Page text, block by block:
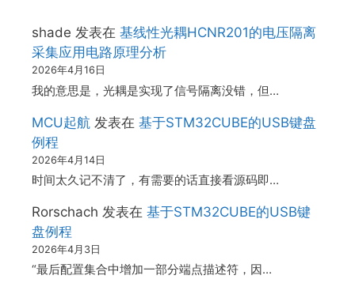
shade 发表在 基线性光耦HCNR201的电压隔离
采集应用电路原理分析
2026年4月16日
我的意思是，光耦是实现了信号隔离没错，但…
MCU起航 发表在 基于STM32CUBE的USB键盘
例程
2026年4月14日
时间太久记不清了，有需要的话直接看源码即…
Rorschach 发表在 基于STM32CUBE的USB键
盘例程
2026年4月3日
“最后配置集合中增加一部分端点描述符，因…